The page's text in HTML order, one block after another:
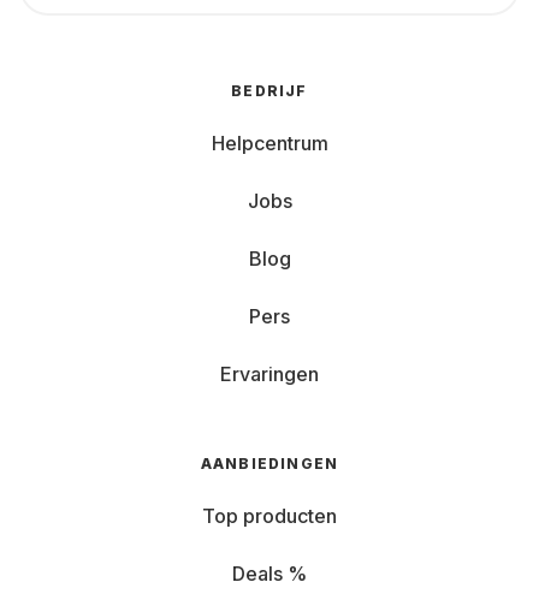
BEDRIJF
Helpcentrum
Jobs
Blog
Pers
Ervaringen
AANBIEDINGEN
Top producten
Deals %